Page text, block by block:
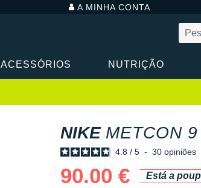
A MINHA CONTA
ACESSÓRIOS NUTRIÇÃO
NIKE METCON 9
4.8 / 5 - 30 opiniões
90.00 €
Está a